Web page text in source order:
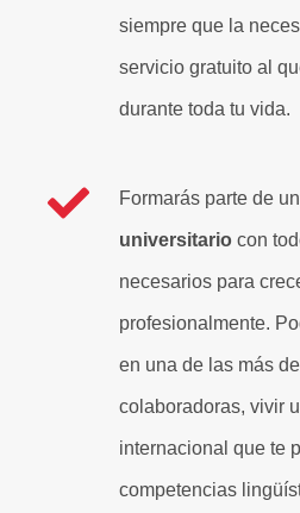
siempre que la
servicio gratuito al
durante toda tu vida.
Formarás parte de un
universitario con
necesarios para
profesionalmente.
en una de las más
colaboradoras, vivir
internacional que te
competencias